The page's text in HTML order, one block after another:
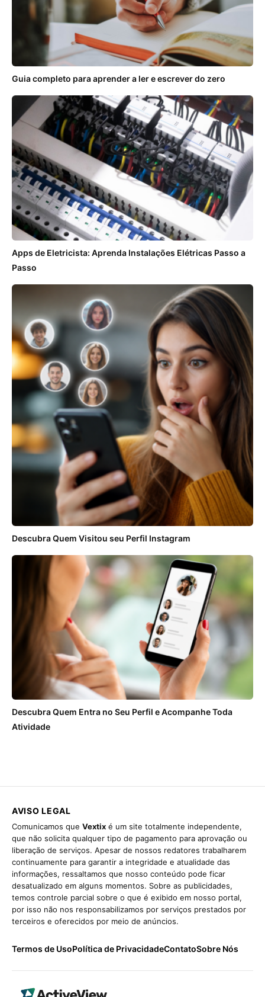
Guia completo para aprender a ler e escrever do zero
Apps de Eletricista: Aprenda Instalações Elétricas Passo a
Passo
Descubra Quem Visitou seu Perfil Instagram
Descubra Quem Entra no Seu Perfil e Acompanhe Toda
Atividade
AVISO LEGAL
Comunicamos que Vextix é um site totalmente independente,
que não solicita qualquer tipo de pagamento para aprovação ou
liberação de serviços. Apesar de nossos redatores trabalharem
continuamente para garantir a integridade e atualidade das
informações, ressaltamos que nosso conteúdo pode ficar
desatualizado em alguns momentos. Sobre as publicidades,
temos controle parcial sobre o que é exibido em nosso portal,
por isso não nos responsabilizamos por serviços prestados por
terceiros e oferecidos por meio de anúncios.
Termos de UsoPolítica de PrivacidadeContatoSobre Nós